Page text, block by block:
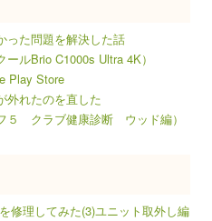
った問題を解決した話
ルBrio C1000s Ultra 4K）
Play Store
外れたのを直した
５ クラブ健康診断 ウッド編）
修理してみた(3)ユニット取外し編